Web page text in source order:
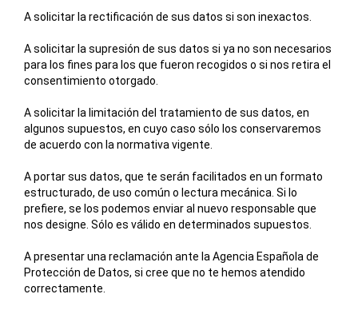
A solicitar la rectificación de sus datos si son inexactos.
A solicitar la supresión de sus datos si ya no son necesarios
para los fines para los que fueron recogidos o si nos retira el
consentimiento otorgado.
A solicitar la limitación del tratamiento de sus datos, en
algunos supuestos, en cuyo caso sólo los conservaremos
de acuerdo con la normativa vigente.
A portar sus datos, que te serán facilitados en un formato
estructurado, de uso común o lectura mecánica. Si lo
prefiere, se los podemos enviar al nuevo responsable que
nos designe. Sólo es válido en determinados supuestos.
A presentar una reclamación ante la Agencia Española de
Protección de Datos, si cree que no te hemos atendido
correctamente.